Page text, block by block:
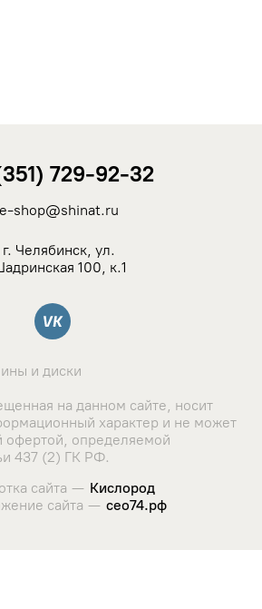
729-92-32
e-shop@shinat.ru
г. Челябинск, ул.
100, к.1
Вконтакте
и диски
на данном сайте, носит
характер и не может
офертой, определяемой
437 (2) ГК РФ.
сайта — Кислород
сайта — сео74.рф